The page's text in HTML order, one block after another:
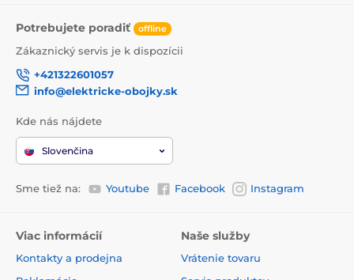
Potrebujete poradiť offline
Zákaznický servis je k dispozícii
+421322601057
info@elektricke-obojky.sk
Kde nás nájdete
Slovenčina
Sme tiež na: Youtube Facebook Instagram
Viac informácií
Kontakty a prodejna
Naše služby
Vrátenie tovaru